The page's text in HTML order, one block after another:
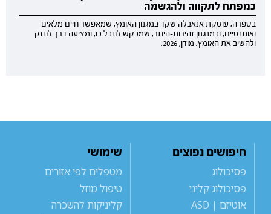
כמפתח לתקווה ולהגשמה
בספרה, עוסקת אנאבלה שקד במגנון האומץ, שמאפשר חיים מלאים
ואותנטיים, ובמנגנון זהירות-היתר, שמבקש לחבל בו, ומציעה דרך לחזק
ולהשיב את האומץ. מודן, 2026.
חיפושים נפוצים
פסיכולוג
פסיכולוג קליני
אוטיזם | ASD
שימושי
מטפלים לפי אזורים
טיפול מוזל
קליניקות להשכרה